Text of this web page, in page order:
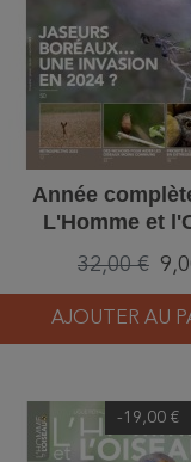
Année
L'Homme et
32,00 €
AJOUTER AU
-19,00 €